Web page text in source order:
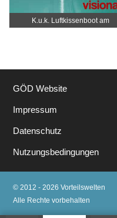
K.u.k. Luftkissenboot am
Wörthersee
GÖD Website
Impressum
Datenschutz
Nutzungsbedingungen
© 2012 - 2026 Vorteilswelten
Alle Rechte vorbehalten